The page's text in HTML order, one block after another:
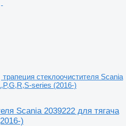
трапеция стеклоочистителя Scania
series (2016-)
Scania 2039222 для тягача
)